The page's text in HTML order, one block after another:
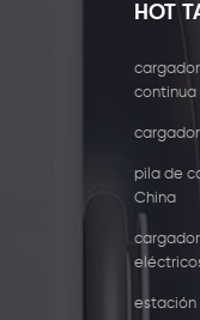
HOT
continua
pila de
China
estación